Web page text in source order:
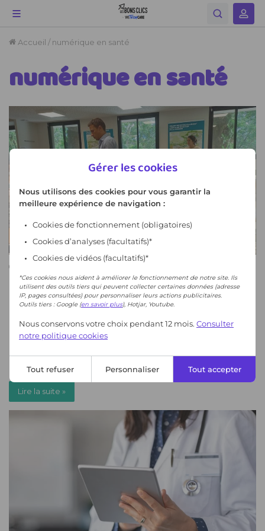
Gérer les cookies
Nous utilisons des cookies pour vous garantir la
meilleure expérience de navigation :
Cookies de fonctionnement (obligatoires)
Cookies d’analyses (facultatifs)*
Cookies de vidéos (facultatifs)*
*Ces cookies nous aident à améliorer le fonctionnement de notre site. Ils
utilisent des outils tiers qui peuvent collecter certaines données (adresse
IP, pages consultées) pour personnaliser leurs actions publicitaires.
Outils tiers : Google (en savoir plus), Hotjar, Youtube.
Nous conservons votre choix pendant 12 mois. Consulter
notre politique cookies
Tout refuser Personnaliser Tout accepter